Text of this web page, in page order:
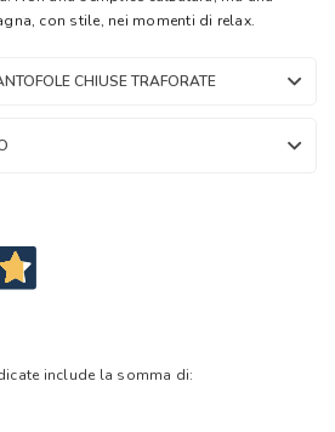
con stile, nei momenti di relax.
CHIUSE TRAFORATE
include la somma di: